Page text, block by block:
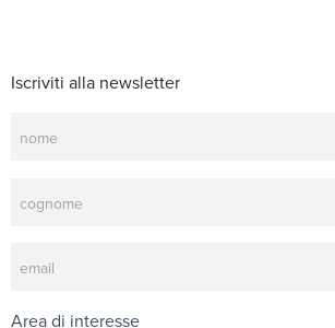
Iscriviti alla newsletter
Area di interesse